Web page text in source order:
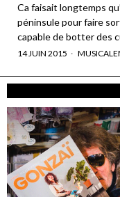
Ca faisait longtemps
péninsule pour faire
capable de botter des
14 JUIN 2015